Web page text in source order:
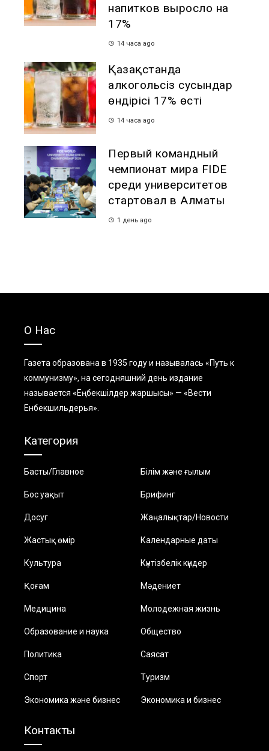
напитков выросло на
17%
14 часа ago
Қазақстанда
алкогольсіз сусындар
өндірісі 17% өсті
14 часа ago
Первый командный
чемпионат мира FIDE
среди университетов
стартовал в Алматы
1 день ago
О Нас
Газета образована в 1935 году и называлась «Путь к
коммунизму», на сегодняшний день издание
называется «Еңбекшiлдер жаршысы» — «Вести
Енбекшильдерья».
Категория
Басты/Главное Білім және ғылым
Бос уақыт Брифинг
Досуг Жаңалықтар/Новости
Жастық өмір Календарные даты
Культура Күнтізбелік күндер
Қоғам Мәдениет
Медицина Молодежная жизнь
Образование и наука Общество
Политика Саясат
Спорт Туризм
Экономика және бизнес Экономика и бизнес
Контакты